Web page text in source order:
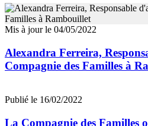
Mis à jour le 04/05/2022
Alexandra Ferreira,
Compagnie des Familles à
Publié le 16/02/2022
La Compagnie des Familles